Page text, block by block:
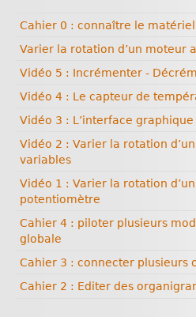
Cahier 0 : connaître le
Varier la rotation d’un moteur
Vidéo 5 : Incrémenter -
Vidéo 4 : Le capteur de
Vidéo 3 : L’interface graphique
Vidéo 2 : Varier la rotation
variables
Vidéo 1 : Varier la rotation
potentiomètre
Cahier 4 : piloter plusieurs
globale
Cahier 3 : connecter plusieurs
Cahier 2 : Editer des